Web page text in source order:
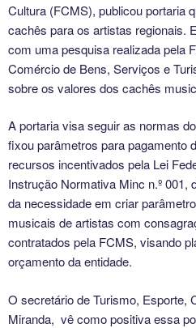
Cultura (FCMS), publicou portaria
cachês para os artistas regionais.
com uma pesquisa realizada pela
Comércio de Bens, Serviços e
sobre os valores dos cachês
A portaria visa seguir as normas
fixou parâmetros para pagamento
recursos incentivados pela Lei
Instrução Normativa Minc n.º 001,
da necessidade em criar
musicais de artistas com
contratados pela FCMS, visando
orçamento da entidade.
O secretário de Turismo, Esporte,
Miranda, vê como positiva essa